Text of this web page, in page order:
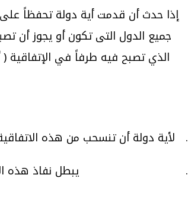
إذا حدث أن قدمت أية دولة تحفظاً على
جميع الدول التى تكون أو يجوز أن
الذي تصبح فيه طرفاً في الإتفاقية (
لأية دولة أن تنسحب من هذه
يبطل نفاذ هذه